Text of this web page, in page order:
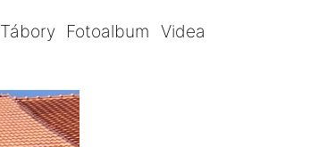
Tábory Fotoalbum Videa